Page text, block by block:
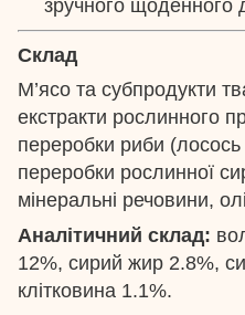
зручного щоденного
Склад
М’ясо та субпродукти
екстракти рослинного
переробки риби
переробки рослинної
мінеральні речовини,
Аналітичний склад:
12%, сирий жир 2.8%,
клітковина 1.1%.